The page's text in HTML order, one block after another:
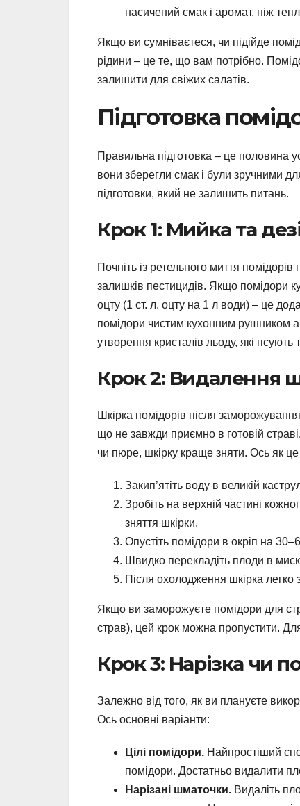
насичений смак і аромат, ніж
Якщо ви сумніваєтеся, чи підійде
рідини – це те, що вам потрібно.
залишити для свіжих салатів.
Підготовка
Правильна підготовка – це половина
вони зберегли смак і були зручними
підготовки, який не залишить питань.
Крок 1: Мийка та
Почніть із ретельного миття
залишків пестицидів. Якщо помідори
оцту (1 ст. л. оцту на 1 л води) – це
помідори чистим кухонним рушником
утворення кристалів льоду, які псують
Крок 2: Видалення
Шкірка помідорів після
що не завжди приємно в готовій
чи пюре, шкірку краще зняти. Ось як
Закип’ятіть воду в великій
Зробіть на верхній частині
зняття шкірки.
Опустіть помідори в окріп на
Швидко перекладіть плоди в
Після охолодження шкірка легко
Якщо ви заморожуєте помідори для
страв), цей крок можна пропустити.
Крок 3: Нарізка чи
Залежно від того, як ви плануєте
Ось основні варіанти:
Цілі помідори. Найпростіший
помідори. Достатньо видалити
Нарізані шматочки. Видаліть